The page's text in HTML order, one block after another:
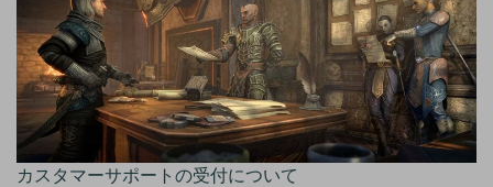
カスタマーサポートの受付について